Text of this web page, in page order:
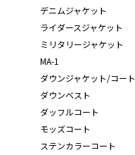
デニムジャケット
ライダースジャケット
ミリタリージャケット
MA-1
ダウンジャケット/コート
ダウンベスト
ダッフルコート
モッズコート
ステンカラーコート